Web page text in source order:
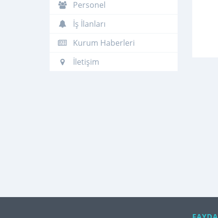
Personel
İş İlanları
Kurum Haberleri
İletişim